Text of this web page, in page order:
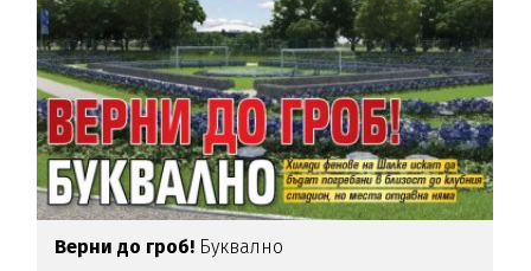
Верни до гроб! Буквално